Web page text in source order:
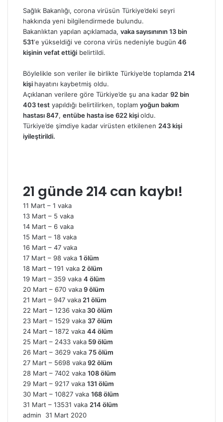
posta
göndermek
Sağlık Bakanlığı, corona virüsün Türkiye’deki seyri
hakkında yeni bilgilendirmede bulundu.
Bakanlıktan yapılan açıklamada, vaka sayısınının 13 bin
531‘e yükseldiği ve corona virüs nedeniyle bugün 46
kişinin vefat ettiği belirtildi.
Böylelikle son veriler ile birlikte Türkiye’de toplamda 214
kişi hayatını kaybetmiş oldu.
Açıklanan verilere göre Türkiye’de şu ana kadar 92 bin
403 test yapıldığı belirtilirken, toplam yoğun bakım
hastası 847, entübe hasta ise 622 kişioldu.
Türkiye’de şimdiye kadar virüsten etkilenen 243 kişi
iyileştirildi.
21 günde 214 can kaybı!
11 Mart – 1 vaka
13 Mart – 5 vaka
14 Mart – 6 vaka
15 Mart – 18 vaka
16 Mart – 47 vaka
17 Mart – 98 vaka 1 ölüm
18 Mart – 191 vaka 2 ölüm
19 Mart – 359 vaka 4 ölüm
20 Mart – 670 vaka9 ölüm
21 Mart – 947 vaka 21 ölüm
22 Mart – 1236 vaka 30 ölüm
23 Mart – 1529 vaka 37 ölüm
24 Mart – 1872 vaka 44 ölüm
25 Mart – 2433 vaka 59 ölüm
26 Mart – 3629 vaka 75 ölüm
27 Mart – 5698 vaka92 ölüm
28 Mart – 7402 vaka 108 ölüm
29 Mart – 9217 vaka 131 ölüm
30 Mart – 10827 vaka 168 ölüm
31 Mart – 13531 vaka 214 ölüm
admin
Bir
31 Mart 2020